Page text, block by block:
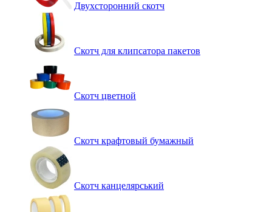
Двухсторонний скотч
Скотч для клипсатора пакетов
Скотч цветной
Скотч крафтовый бумажный
Скотч канцелярський